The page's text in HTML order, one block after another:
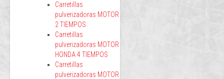
Carretillas
pulverizadoras MOTOR
2 TIEMPOS
Carretillas
pulverizadoras MOTOR
HONDA 4 TIEMPOS
Carretillas
pulverizadoras MOTOR